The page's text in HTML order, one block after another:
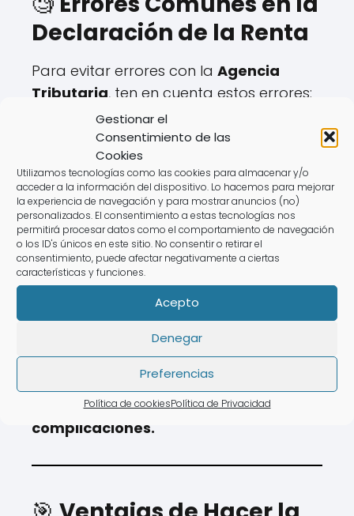
Gestionar el
Consentimiento de las
Cookies
Utilizamos tecnologías como las cookies para almacenar y/o
acceder a la información del dispositivo. Lo hacemos para mejorar
la experiencia de navegación y para mostrar anuncios (no)
personalizados. El consentimiento a estas tecnologías nos
permitirá procesar datos como el comportamiento de navegación
o los ID's únicos en este sitio. No consentir o retirar el
consentimiento, puede afectar negativamente a ciertas
características y funciones.
Acepto
Denegar
Preferencias
Política de cookiesPolítica de Privacidad
Declaración de la Renta
Para evitar errores con la Agencia
Tributaria, ten en cuenta estos errores:
No revisar el "borrador declaración
renta web".
❌No incluir ingresos de actividades
económicas.
❌Olvidar deducciones en el impuesto
sobre la renta.
❌Presentarla fuera de plazo, lo que
puede generar sanciones.
💡Con un experto de AsesoraTech,
evitarás estos errores fácilmente.
Con un especialista de AsesoraTech,
evitarás estos errores sin
complicaciones.